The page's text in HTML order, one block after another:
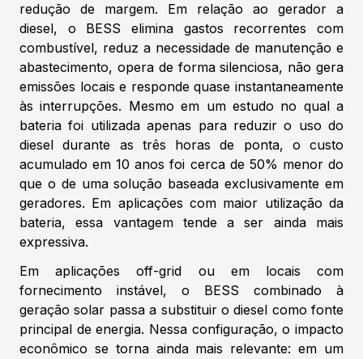
redução de margem. Em relação ao gerador a
diesel, o BESS elimina gastos recorrentes com
combustível, reduz a necessidade de manutenção e
abastecimento, opera de forma silenciosa, não gera
emissões locais e responde quase instantaneamente
às interrupções. Mesmo em um estudo no qual a
bateria foi utilizada apenas para reduzir o uso do
diesel durante as três horas de ponta, o custo
acumulado em 10 anos foi cerca de 50% menor do
que o de uma solução baseada exclusivamente em
geradores. Em aplicações com maior utilização da
bateria, essa vantagem tende a ser ainda mais
expressiva.
Em aplicações off-grid ou em locais com
fornecimento instável, o BESS combinado à
geração solar passa a substituir o diesel como fonte
principal de energia. Nessa configuração, o impacto
econômico se torna ainda mais relevante: em um